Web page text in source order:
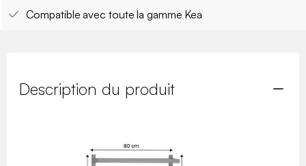
Compatible avec toute la gamme Kea
Description du produit